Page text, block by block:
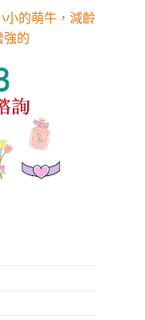
小的萌牛，減齡
強的
牛，減齡俏皮，色織的面